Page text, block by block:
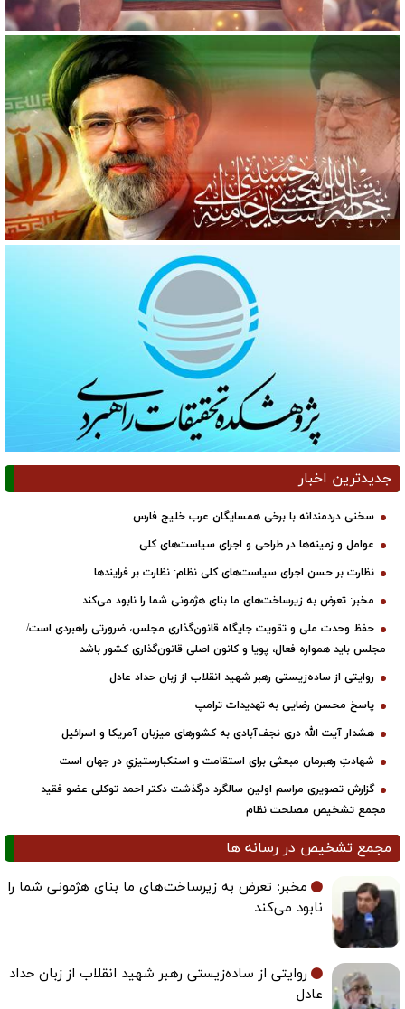
جدیدترین اخبار
سخنی دردمندانه با برخی همسایگان عرب خلیج فارس
عوامل و زمینه‌ها در طراحی و اجرای سیاست‌های کلی
نظارت بر حسن اجرای سیاست‌های کلی نظام: نظارت بر فرایندها
مخبر: تعرض به زیرساخت‌های ما بنای هژمونی شما را نابود می‌کند
حفظ وحدت ملی و تقویت جایگاه قانون‌گذاری مجلس، ضرورتی راهبردی است/
مجلس باید همواره فعال، پویا و کانون اصلی قانون‌گذاری کشور باشد
روایتی از ساده‌زیستی رهبر شهید انقلاب از زبان حداد عادل
پاسخ محسن رضایی به تهدیدات ترامپ
هشدار آیت الله دری نجف‌آبادی به کشورهای میزبان آمریکا و اسرائیل
شهادتِ رهبرمان مبعثی برای استقامت و استکبارستیزیِ در جهان است
گزارش تصویری مراسم اولین سالگرد درگذشت دکتر احمد توکلی عضو فقید
مجمع تشخیص مصلحت نظام
مجمع تشخیص در رسانه ها
مخبر: تعرض به زیرساخت‌های ما بنای هژمونی شما را
نابود می‌کند
روایتی از ساده‌زیستی رهبر شهید انقلاب از زبان حداد
عادل